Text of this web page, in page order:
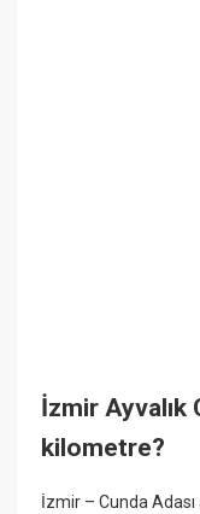
İzmir Ayvalık
kilometre?
İzmir – Cunda